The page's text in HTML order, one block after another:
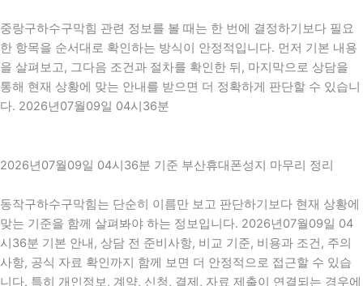
중랑구하수구막힘 관련 정보를 볼 때는 한 번에 결정하기보다 필요
한 항목을 순서대로 확인하는 방식이 안정적입니다. 먼저 기본 내용
을 살펴보고, 그다음 조건과 절차를 확인한 뒤, 마지막으로 상담을
통해 현재 상황에 맞는 안내를 받으면 더 정확하게 판단할 수 있습니
다. 2026년07월09일 04시36분
2026년07월09일 04시36분 기준 부산휴대폰성지 마무리 정리
동작구하수구막힘는 단순히 이름만 보고 판단하기보다 현재 상황에
맞는 기준을 함께 살펴봐야 하는 정보입니다. 2026년07월09일 04
시36분 기본 안내, 상담 전 준비사항, 비교 기준, 비용과 조건, 주의
사항, 공식 자료 확인까지 함께 보면 더 안정적으로 접근할 수 있습
니다. 특히 개인정보, 계약, 신청, 결제, 자료 제출이 연결되는 경우에